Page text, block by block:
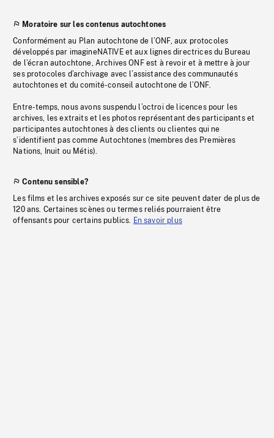
Moratoire sur les contenus autochtones
Conformément au Plan autochtone de l’ONF, aux protocoles
développés par imagineNATIVE et aux lignes directrices du Bureau
de l’écran autochtone, Archives ONF est à revoir et à mettre à jour
ses protocoles d’archivage avec l’assistance des communautés
autochtones et du comité-conseil autochtone de l’ONF.
Entre-temps, nous avons suspendu l’octroi de licences pour les
archives, les extraits et les photos représentant des participants et
participantes autochtones à des clients ou clientes qui ne
s’identifient pas comme Autochtones (membres des Premières
Nations, Inuit ou Métis).
Contenu sensible?
Les films et les archives exposés sur ce site peuvent dater de plus de
120 ans. Certaines scènes ou termes reliés pourraient être
offensants pour certains publics. En savoir plus